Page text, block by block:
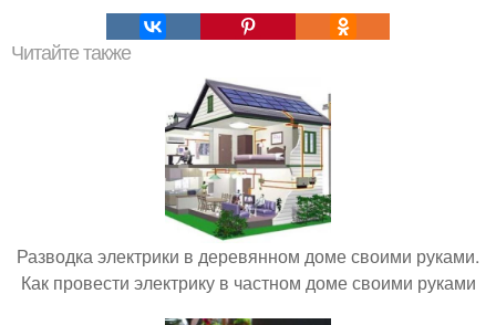
Читайте также
Разводка электрики в деревянном доме своими руками.
Как провести электрику в частном доме своими руками